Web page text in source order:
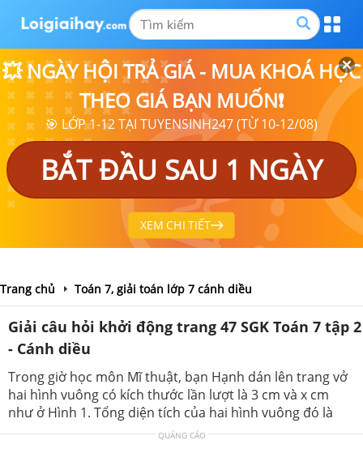
💥 NGÀY HỘI TRẢ GIÁ - MUA KHOÁ HỌC
THEO GIÁ BẠN MUỐN❗
🎯 LỚP 1-12 TẠI TUYENSINH247 (TỪ 10-12/08)
BẮT ĐẦU SAU 1 NGÀY
XEM CHI TIẾT
Trang chủ Toán 7, giải toán lớp 7 cánh diều
Giải câu hỏi khởi động trang 47 SGK Toán 7 tập 2
- Cánh diều
Trong giờ học môn Mĩ thuật, bạn Hạnh dán lên trang vở
hai hình vuông có kích thước lần lượt là 3 cm và x cm
như ở Hình 1. Tổng diện tích của hai hình vuông đó là
QUẢNG CÁO